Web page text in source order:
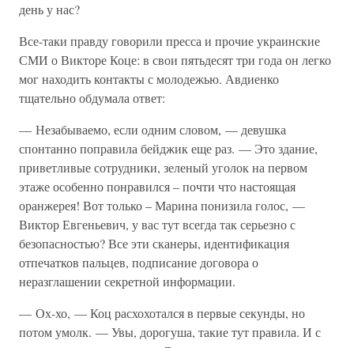
день у нас?
Все-таки правду говорили пресса и прочие украинские
СМИ о Викторе Коце: в свои пятьдесят три года он легко
мог находить контакты с молодежью. Авдиенко
тщательно обдумала ответ:
— Незабываемо, если одним словом, — девушка
спонтанно поправила бейджик еще раз. — Это здание,
приветливые сотрудники, зеленый уголок на первом
этаже особенно понравился – почти что настоящая
оранжерея! Вот только – Марина понизила голос, —
Виктор Евгеньевич, у вас тут всегда так серьезно с
безопасностью? Все эти сканеры, идентификация
отпечатков пальцев, подписание договора о
неразглашении секретной информации.
— Ох-хо, — Коц расхохотался в первые секунды, но
потом умолк. — Увы, дорогуша, такие тут правила. И с